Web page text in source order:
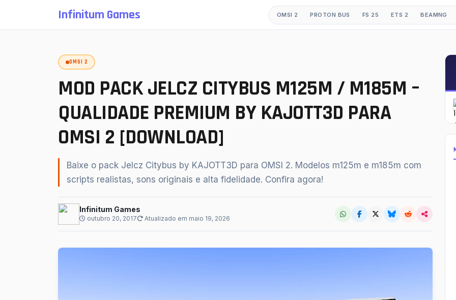
Infinitum Games OMSI 2 PROTON BUS FS 25 ETS 2 BEAMNG
Proton Bus Simulator
Mods ETS 2
American Truck Simulator
OMSI 2
MOD PACK JELCZ CITYBUS M125M / M185M –
QUALIDADE PREMIUM BY KAJOTT3D PARA
OMSI 2 [DOWNLOAD]
Baixe o pack Jelcz Citybus by KAJOTT3D para OMSI 2. Modelos m125m e m185m com
scripts realistas, sons originais e alta fidelidade. Confira agora!
Infinitum Games
outubro 20, 2017 Atualizado em maio 19, 2026